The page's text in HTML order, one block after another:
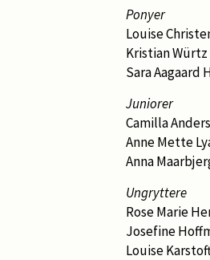
Ponyer
Louise
Kristian
Sara Aagaard
Juniorer
Camilla
Anne Mette
Anna
Ungryttere
Rose Marie
Josefine
Louise